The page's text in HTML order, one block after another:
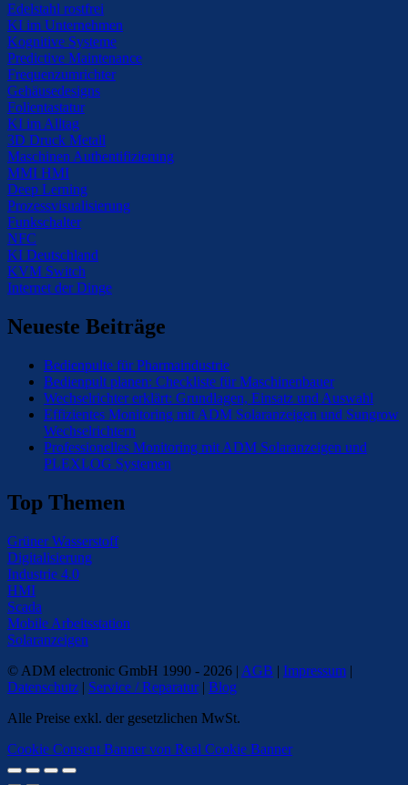
Edelstahl rostfrei
KI im Unternehmen
Kognitive Systeme
Predictive Maintenance
Frequenzumrichter
Gehäusedesigns
Folientastatur
KI im Alltag
3D Druck Metall
Maschinen Authentifizierung
MMI HMI
Deep Lerning
Prozessvisualisierung
Funkschalter
NFC
KI Deutschland
KVM Switch
Internet der Dinge
Neueste Beiträge
Bedienpulte für Pharmaindustrie
Bedienpult planen: Checkliste für Maschinenbauer
Wechselrichter erklärt: Grundlagen, Einsatz und Auswahl
Effizientes Monitoring mit ADM Solaranzeigen und Sungrow
Wechselrichtern
Professionelles Monitoring mit ADM Solaranzeigen und
PLEXLOG Systemen
Top Themen
Grüner Wasserstoff
Digitalisierung
Industrie 4.0
HMI
Scada
Mobile Arbeitsstation
Solaranzeigen
© ADM electronic GmbH 1990 - 2026 | AGB | Impressum |
Datenschutz | Service / Reparatur| Blog
Alle Preise exkl. der gesetzlichen MwSt.
Cookie Consent Banner von Real Cookie Banner